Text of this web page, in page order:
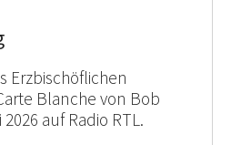
Erzbischöflichen
Blanche von Bob
auf Radio RTL.